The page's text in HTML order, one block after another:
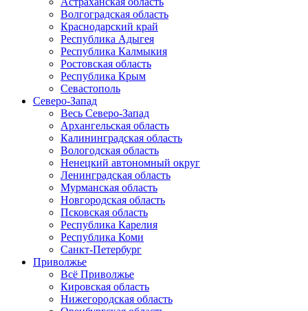
Волгоградская область
Краснодарский край
Республика Адыгея
Республика Калмыкия
Ростовская область
Республика Крым
Севастополь
Северо-Запад
Весь Северо-Запад
Архангельская область
Калининградская область
Вологодская область
Ненецкий автономный округ
Ленинградская область
Мурманская область
Новгородская область
Псковская область
Республика Карелия
Республика Коми
Санкт-Петербург
Приволжье
Всё Приволжье
Кировская область
Нижегородская область